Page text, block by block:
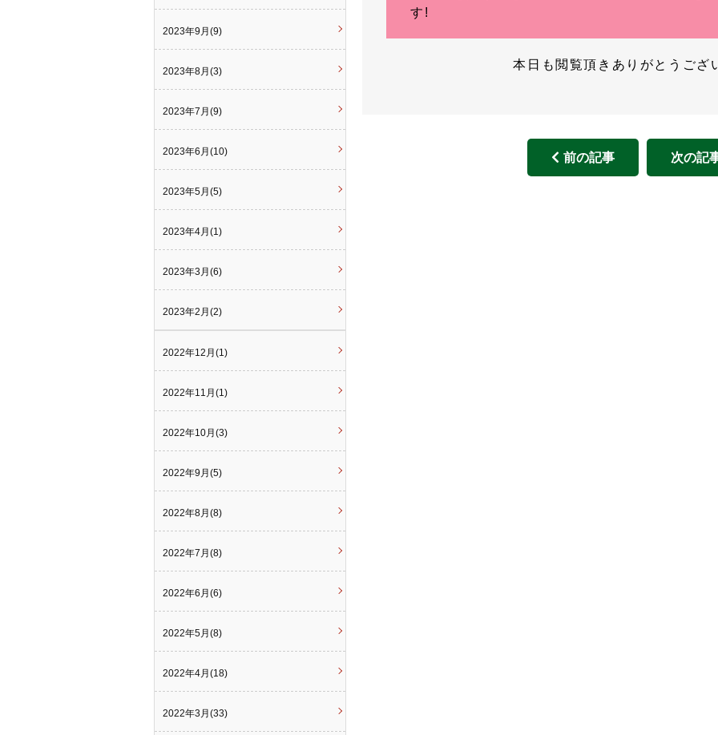
す!
本日も閲覧頂きありがとうござい
前の記事 次の記
2023年9月(9)
2023年8月(3)
2023年7月(9)
2023年6月(10)
2023年5月(5)
2023年4月(1)
2023年3月(6)
2023年2月(2)
2022年12月(1)
2022年11月(1)
2022年10月(3)
2022年9月(5)
2022年8月(8)
2022年7月(8)
2022年6月(6)
2022年5月(8)
2022年4月(18)
2022年3月(33)